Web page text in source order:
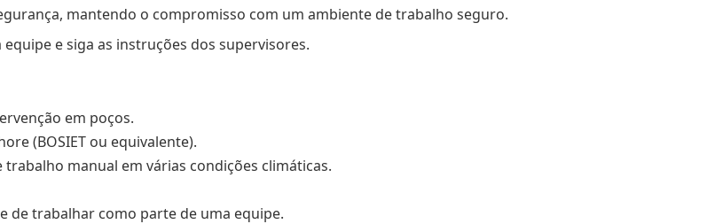
mantendo o compromisso com um ambiente de trabalho seguro.
e siga as instruções dos supervisores.
em poços.
(BOSIET ou equivalente).
manual em várias condições climáticas.
de trabalhar como parte de uma equipe.